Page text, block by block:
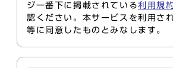
ジ一番下に掲載されている利用規
認ください。本サービスを利用さ
等に同意したものとみなします。